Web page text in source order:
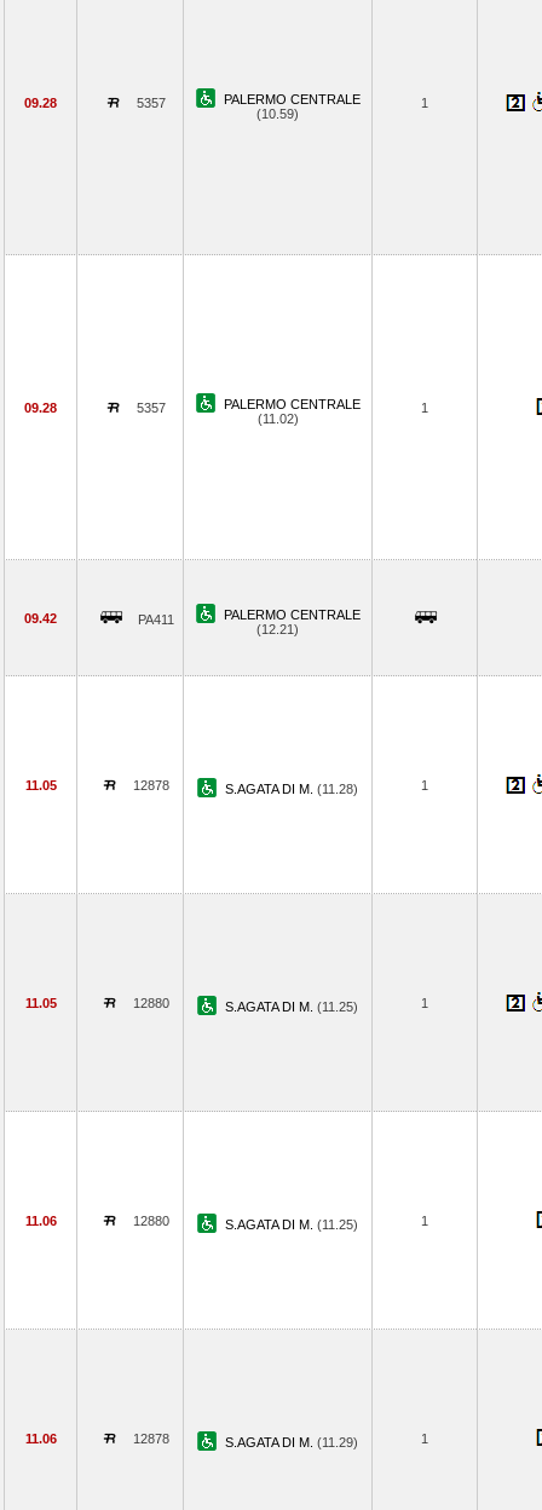
09.28 5357
PALERMO CENTRALE
(10.59)
1
09.28 5357
PALERMO CENTRALE
(11.02)
1
09.42 PA411
PALERMO CENTRALE
(12.21)
11.05 12878 S.AGATA DI M. (11.28) 1
11.05 12880 S.AGATA DI M. (11.25) 1
11.06 12880 S.AGATA DI M. (11.25) 1
11.06 12878 S.AGATA DI M. (11.29) 1